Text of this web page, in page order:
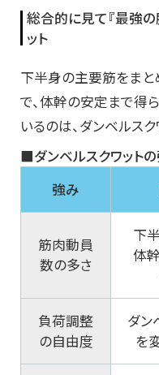
総合的に見て『最強の
ット
下半身の主要筋をまと
で、体幹の安定まで得
いるのは、ダンベルスク
■ダンベルスクワット
強み
筋肉動員
数の多さ
下
体
負荷調整
の自由度
ダン
を